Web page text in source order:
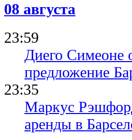
08 августа
23:59
Диего Симеоне
предложение
23:35
Маркус
аренды в